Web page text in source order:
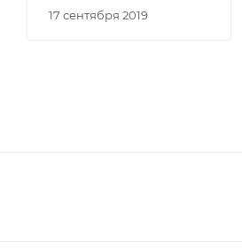
17 сентября 2019